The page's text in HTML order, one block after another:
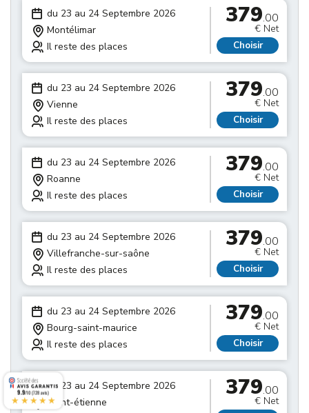
du 23 au 24 Septembre 2026
Montélimar
Il reste des places
379.00
€ Net
Choisir
du 23 au 24 Septembre 2026
Vienne
Il reste des places
379.00
€ Net
Choisir
du 23 au 24 Septembre 2026
Roanne
Il reste des places
379.00
€ Net
Choisir
du 23 au 24 Septembre 2026
Villefranche-sur-saône
Il reste des places
379.00
€ Net
Choisir
du 23 au 24 Septembre 2026
Bourg-saint-maurice
Il reste des places
379.00
€ Net
Choisir
du 23 au 24 Septembre 2026
Saint-étienne
379.00
€ Net
9.9/10 (728 avis)
★★★★★